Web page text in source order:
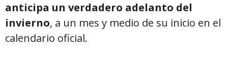
anticipa un verdadero adelanto del
invierno, a un mes y medio de su inicio en el
calendario oficial.